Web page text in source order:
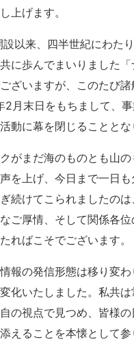
上げます。
以来、四半世紀にわた
に歩んでまいりました
ざいますが、このたび
2月末日をもちまして、
動に幕を閉じることとな
がまだ海のものとも山
を上げ、今日まで一日
続けてこられましたの
ご厚情、そして関係各
ればこそでございます。
報の発信形態は移り変
化いたしました。私共は
の視点で見つめ、皆様
えることを本懐として参